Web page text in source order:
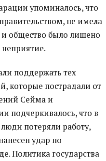
упоминалось, что
не имела
общество было лишено
поддержать тех
которые пострадали от
Сейма и
подчеркивалось, что в
потеряли работу,
удар по
Политика государства